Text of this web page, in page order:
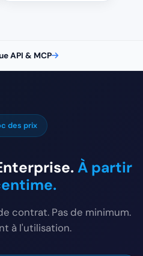
API & MCP
des prix
À partir
contrat. Pas de minimum.
à l'utilisation.